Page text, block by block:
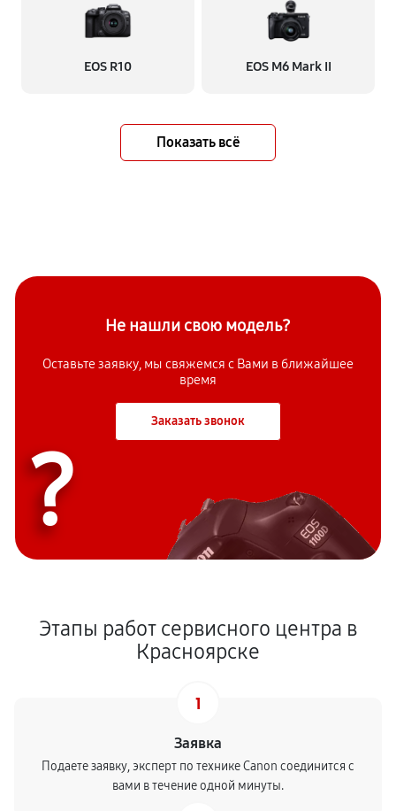
EOS R10 EOS M6 Mark II
Показать всё
Не нашли свою модель?
Оставьте заявку, мы свяжемся с Вами в ближайшее
время
Заказать звонок
?
Этапы работ сервисного центра в
Красноярске
1
Заявка
Подаете заявку, эксперт по технике Canon соединится с
вами в течение одной минуты.